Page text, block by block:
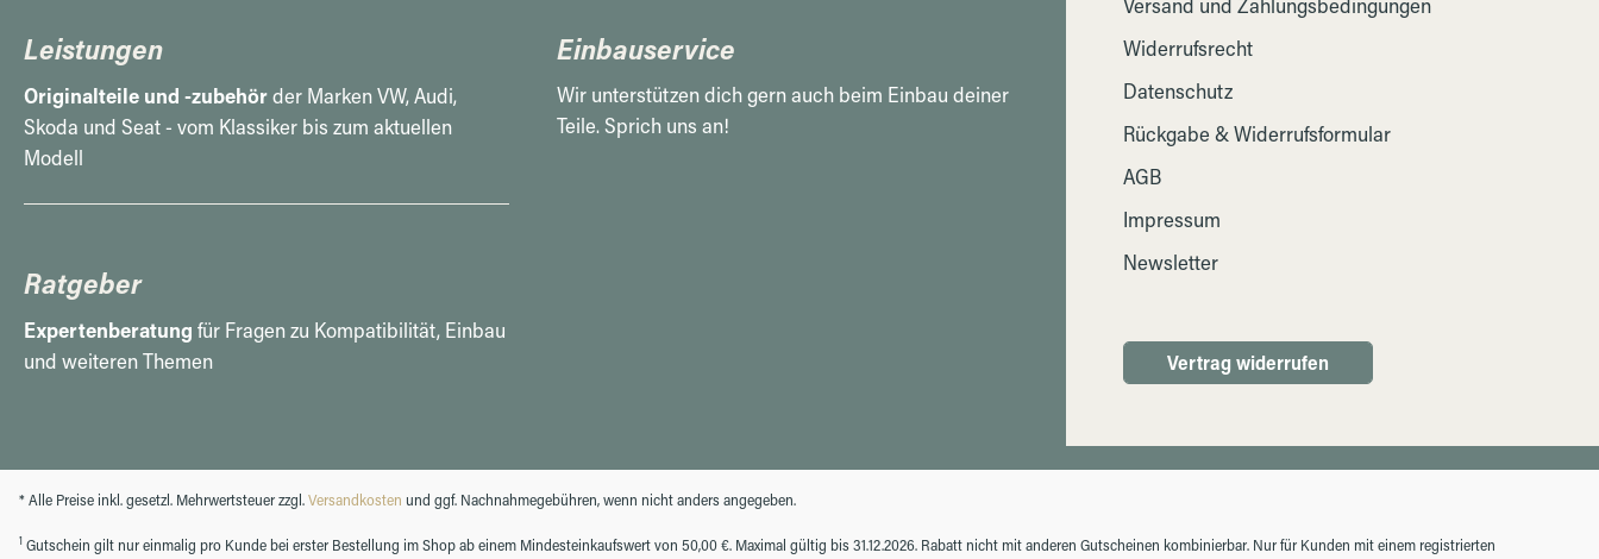
Leistungen
Originalteile und -zubehörder Marken VW, Audi,
Skoda und Seat - vom Klassiker bis zum aktuellen
Modell
Einbauservice
Wir unterstützen dich gern auch beim Einbau deiner
Teile. Sprich uns an!
Ratgeber
Expertenberatung für Fragen zu Kompatibilität, Einbau
und weiteren Themen
Widerrufsrecht
Datenschutz
Rückgabe & Widerrufsformular
AGB
Impressum
Newsletter
Vertrag widerrufen
* Alle Preise inkl. gesetzl. Mehrwertsteuer zzgl.Versandkosten und ggf. Nachnahmegebühren, wenn nicht anders angegeben.
1 Gutschein gilt nur einmalig pro Kunde bei erster Bestellung im Shop ab einem Mindesteinkaufswert von 50,00 €. Maximal gültig bis 31.12.2026. Rabatt nicht mit anderen Gutscheinen kombinierbar. Nur für Kunden mit einem registrierten